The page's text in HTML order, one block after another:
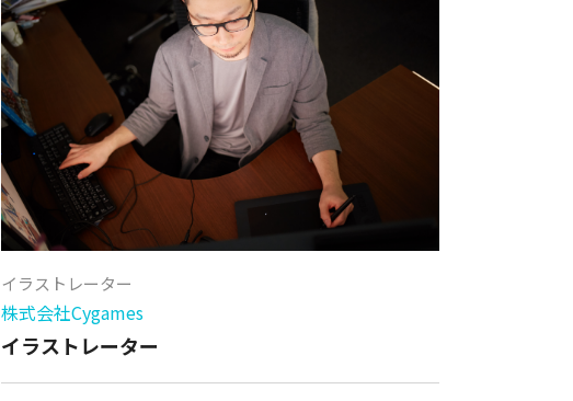
イラストレーター
株式会社Cygames
イラストレーター